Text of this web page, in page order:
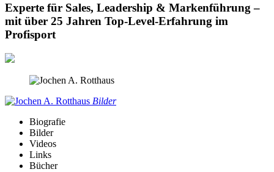
Experte für Sales, Leadership & Markenführung –
mit über 25 Jahren Top-Level-Erfahrung im
Profisport
Bilder
Biografie
Bilder
Videos
Links
Bücher